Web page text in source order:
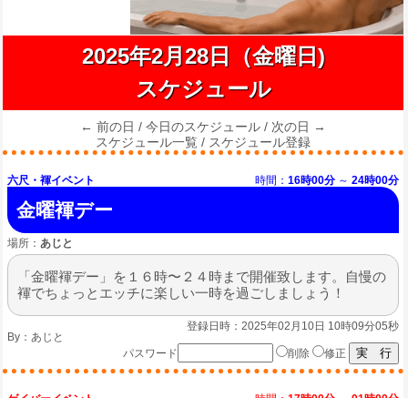
2025年2月28日（金曜日)
スケジュール
← 前の日 / 今日のスケジュール / 次の日 →
スケジュール一覧 / スケジュール登録
六尺・褌イベント 時間： 16時00分 ～ 24時00分
金曜褌デー
場所： あじと
「金曜褌デー」を１６時〜２４時まで開催致します。自慢の
褌でちょっとエッチに楽しい一時を過ごしましょう！
登録日時：2025年02月10日 10時09分05秒
By： あじと
パスワード
削除 修正